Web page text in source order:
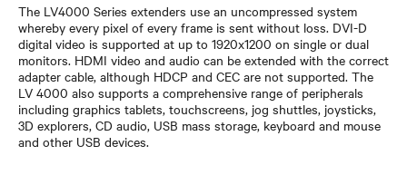
The LV4000 Series extenders use an uncompressed system
whereby every pixel of every frame is sent without loss. DVI-D
digital video is supported at up to 1920x1200 on single or dual
monitors. HDMI video and audio can be extended with the correct
adapter cable, although HDCP and CEC are not supported. The
LV 4000 also supports a comprehensive range of peripherals
including graphics tablets, touchscreens, jog shuttles, joysticks,
3D explorers, CD audio, USB mass storage, keyboard and mouse
and other USB devices.